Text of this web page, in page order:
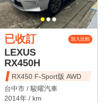
已收訂 加入比較
LEXUS
RX450H
RX450 F-Sport版 AWD
台中市 / 駿曜汽車
2014年 / km